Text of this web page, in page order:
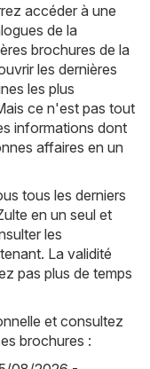
accéder à une
de la
brochures de la
les dernières
les plus
ce n'est pas tout
informations dont
affaires en un
tous les derniers
en un seul et
les
La validité
pas plus de temps
et consultez
brochures :